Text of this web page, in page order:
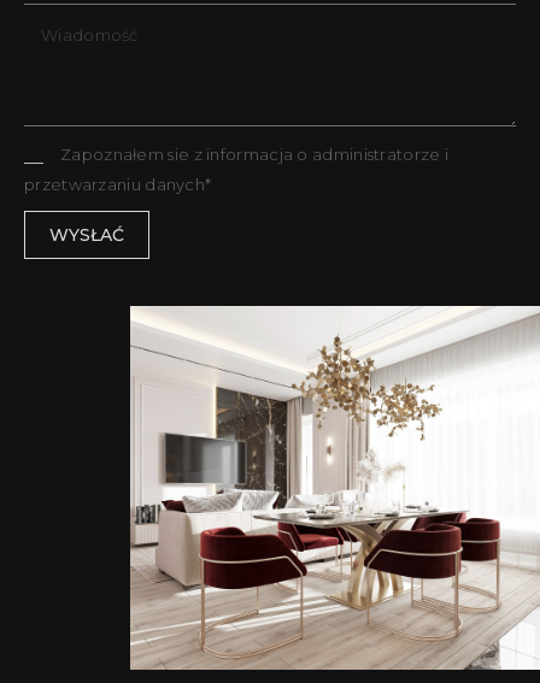
Zapoznałem sie z informacja o administratorze i
przetwarzaniu danych*
WYSŁAĆ